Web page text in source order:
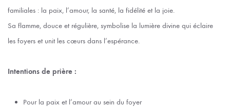
familiales : la paix, l’amour, la santé, la fidélité et la joie.
Sa flamme, douce et régulière, symbolise la lumière divine qui éclaire
les foyers et unit les cœurs dans l’espérance.
Intentions de prière :
Pour la paix et l’amour au sein du foyer